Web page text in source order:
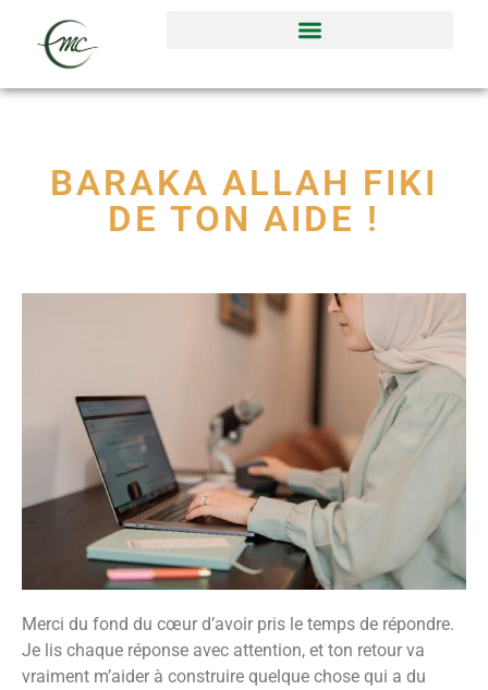
BARAKA ALLAH FIKI
DE TON AIDE !
Merci du fond du cœur d’avoir pris le temps de répondre.
Je lis chaque réponse avec attention, et ton retour va
vraiment m’aider à construire quelque chose qui a du